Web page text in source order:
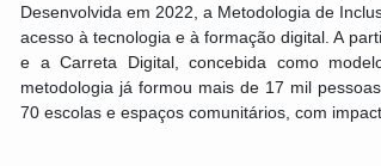
Desenvolvida em 2022, a Metodologia de
acesso à tecnologia e à formação digital. A
e a Carreta Digital, concebida como
metodologia já formou mais de 17 mil
70 escolas e espaços comunitários, com